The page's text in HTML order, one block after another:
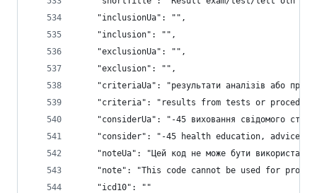
    "inclusionUa": "",
    "inclusion": "",
    "exclusionUa": "",
    "exclusion": "",
"criteriaUa": "результати аналізів або
"criteria": "results from tests or
"considerUa": "-45 виховання свідомого
"consider": "-45 health education, advice,
"noteUa": "Цей код не може бути
"note": "This code cannot be used for
    "icd10": ""